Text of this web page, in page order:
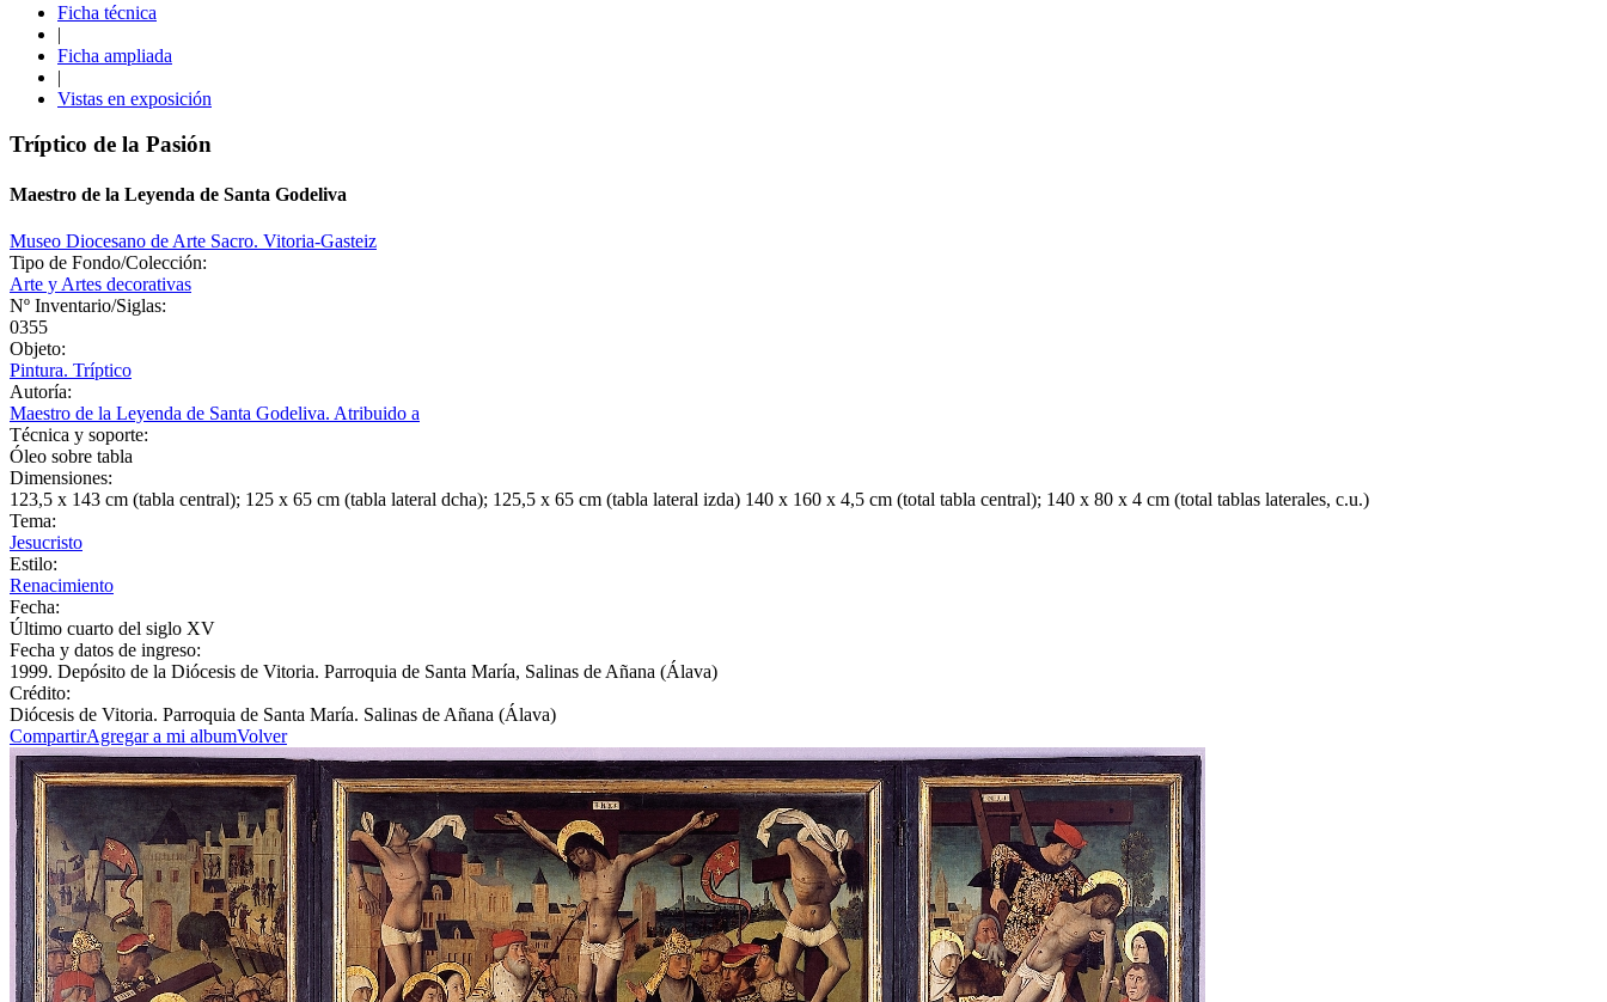
Ficha técnica
|
Ficha ampliada
|
Vistas en exposición
Tríptico de la Pasión
Maestro de la Leyenda de Santa Godeliva
Museo Diocesano de Arte Sacro. Vitoria-Gasteiz
Tipo de Fondo/Colección:
Arte y Artes decorativas
Nº Inventario/Siglas:
0355
Objeto:
Pintura. Tríptico
Autoría:
Maestro de la Leyenda de Santa Godeliva. Atribuido a
Técnica y soporte:
Óleo sobre tabla
Dimensiones:
123,5 x 143 cm (tabla central); 125 x 65 cm (tabla lateral dcha); 125,5 x 65 cm (tabla lateral izda) 140 x 160 x 4,5 cm (total tabla central); 140 x 80 x 4 cm (total tablas laterales, c.u.)
Tema:
Jesucristo
Estilo:
Renacimiento
Fecha:
Último cuarto del siglo XV
Fecha y datos de ingreso:
1999. Depósito de la Diócesis de Vitoria. Parroquia de Santa María, Salinas de Añana (Álava)
Crédito:
Diócesis de Vitoria. Parroquia de Santa María. Salinas de Añana (Álava)
CompartirAgregar a mi albumVolver